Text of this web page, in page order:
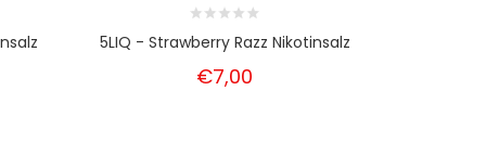
5LIQ - Strawberry Razz Nikotinsalz
€7,00